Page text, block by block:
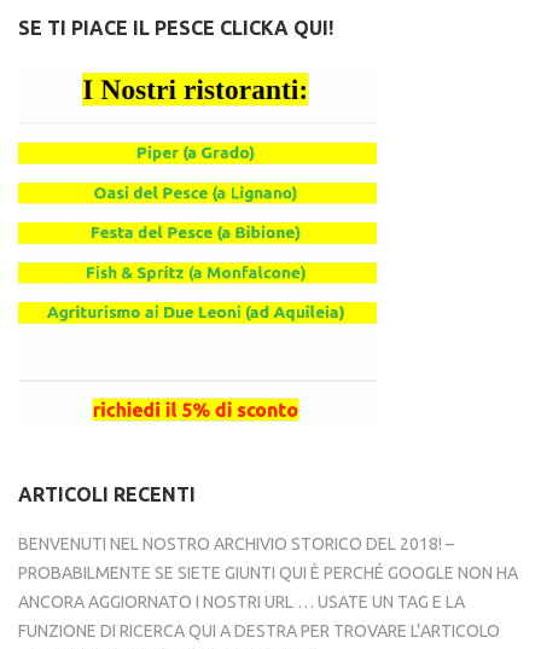
SE TI PIACE IL PESCE CLICKA QUI!
ARTICOLI RECENTI
BENVENUTI NEL NOSTRO ARCHIVIO STORICO DEL 2018! –
PROBABILMENTE SE SIETE GIUNTI QUI È PERCHÉ GOOGLE NON HA
ANCORA AGGIORNATO I NOSTRI URL … USATE UN TAG E LA
FUNZIONE DI RICERCA QUI A DESTRA PER TROVARE L’ARTICOLO